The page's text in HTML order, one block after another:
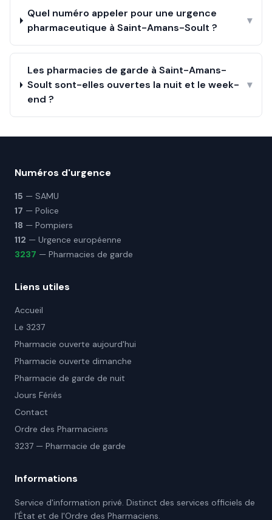
Quel numéro appeler pour une urgence
pharmaceutique à Saint-Amans-Soult ?
▾
Les pharmacies de garde à Saint-Amans-
Soult sont-elles ouvertes la nuit et le week-
end ?
▾
Numéros d'urgence
15 — SAMU
17 — Police
18 — Pompiers
112 — Urgence européenne
3237 — Pharmacies de garde
Liens utiles
Accueil
Le 3237
Pharmacie ouverte aujourd'hui
Pharmacie ouverte dimanche
Pharmacie de garde de nuit
Jours Fériés
Contact
Ordre des Pharmaciens
3237 — Pharmacie de garde
Informations
Service d'information privé. Distinct des services officiels de
l'État et de l'Ordre des Pharmaciens.